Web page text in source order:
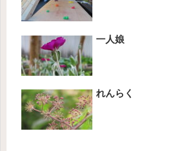
一人娘
れんらく